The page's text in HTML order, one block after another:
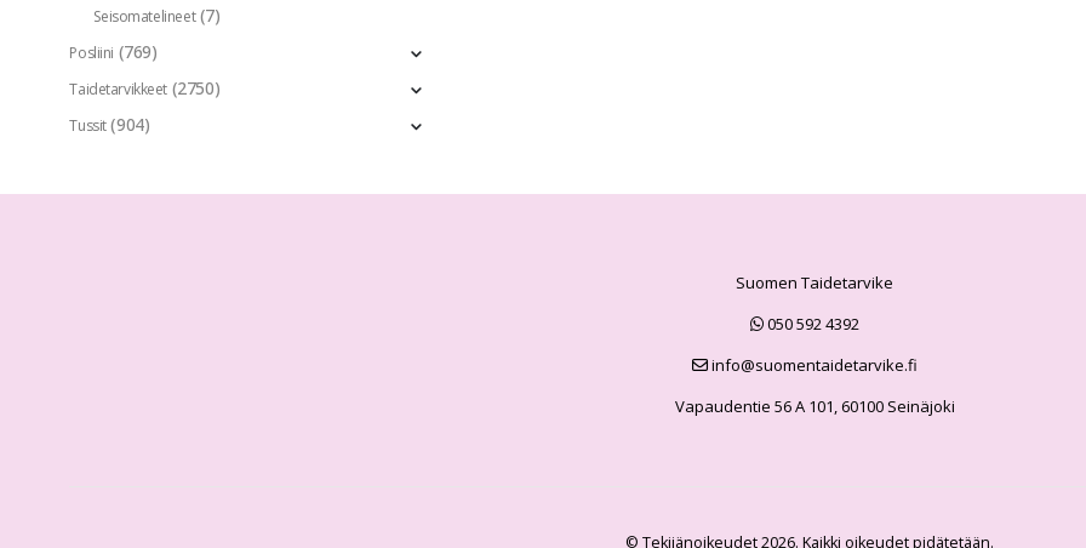
Seisomatelineet (7)
Posliini (769)
Taidetarvikkeet (2750)
Tussit (904)
Suomen Taidetarvike
050 592 4392
info@suomentaidetarvike.fi
Vapaudentie 56 A 101, 60100 Seinäjoki
© Tekijänoikeudet 2026. Kaikki oikeudet pidätetään.